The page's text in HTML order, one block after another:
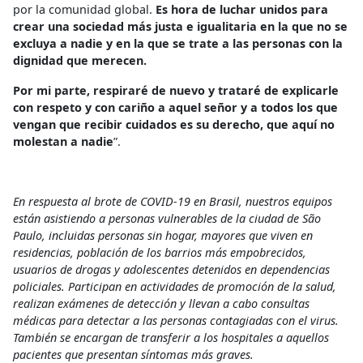
por la comunidad global. Es hora de luchar unidos para
crear una sociedad más justa e igualitaria en la que no se
excluya a nadie y en la que se trate a las personas con la
dignidad que merecen.
Por mi parte, respiraré de nuevo y trataré de explicarle
con respeto y con cariño a aquel señor y a todos los que
vengan que recibir cuidados es su derecho, que aquí no
molestan a nadie”.
En respuesta al brote de COVID-19 en Brasil, nuestros equipos
están asistiendo a personas vulnerables de la ciudad de São
Paulo, incluidas personas sin hogar, mayores que viven en
residencias, población de los barrios más empobrecidos,
usuarios de drogas y adolescentes detenidos en dependencias
policiales. Participan en actividades de promoción de la salud,
realizan exámenes de detección y llevan a cabo consultas
médicas para detectar a las personas contagiadas con el virus.
También se encargan de transferir a los hospitales a aquellos
pacientes que presentan síntomas más graves.